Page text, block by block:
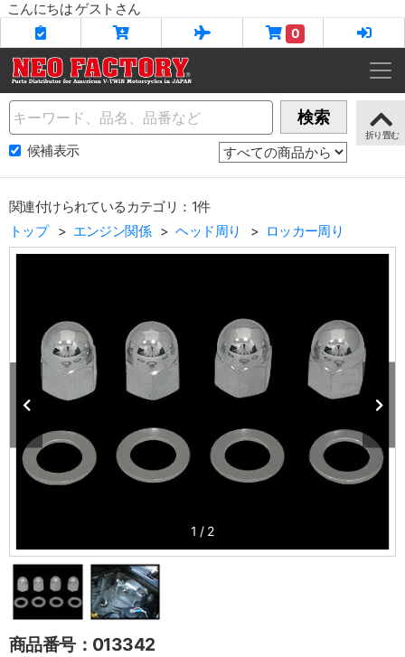
こんにちは ゲストさん
0
Name 検索
候補表示
関連付けられているカテゴリ：1件
トップ
エンジン関係 ヘッド周り ロッカー周り
1 / 2
商品番号：013342